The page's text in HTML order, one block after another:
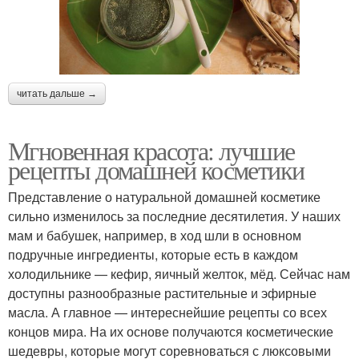
читать дальше →
Мгновенная красота: лучшие
рецепты домашней косметики
Представление о натуральной домашней косметике
сильно изменилось за последние десятилетия. У наших
мам и бабушек, например, в ход шли в основном
подручные ингредиенты, которые есть в каждом
холодильнике — кефир, яичный желток, мёд. Сейчас нам
доступны разнообразные растительные и эфирные
масла. А главное — интереснейшие рецепты со всех
концов мира. На их основе получаются косметические
шедевры, которые могут соревноваться с люксовыми